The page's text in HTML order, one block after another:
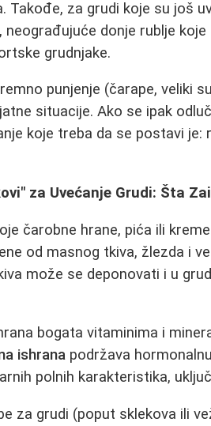
Takođe, za grudi koje su još
neograđujuće donje rublje
grudnjake.
punjenje (čarape, veliki
situacije. Ako se ipak
koje treba da se postavi
za Uvećanje Grudi: Šta
čarobne hrane, pića ili
od masnog tkiva, žlezda i
može se deponovati i u
bogata vitaminima i
ishrana podržava
polnih karakteristika,
za grudi (poput sklekova ili